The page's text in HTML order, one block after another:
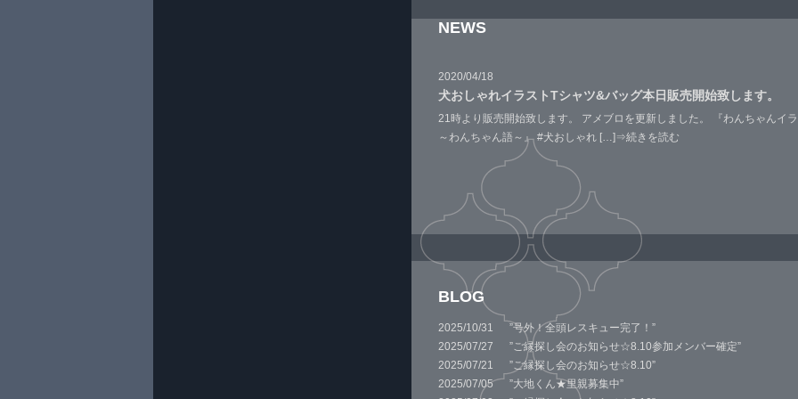
NEWS
2020/04/18
犬おしゃれイラストTシャツ&バッグ本日販売開始致します。
21時より販売開始致します。 アメブロを更新しました。 『わんちゃん
～わんちゃん語～』 #犬おしゃれ […] ⇒続きを読む
BLOG
2025/10/31 ”号外！全頭レスキュー完了！”
2025/07/27 ”ご縁探し会のお知らせ☆8.10参加メンバー確定”
2025/07/21 ”ご縁探し会のお知らせ☆8.10”
2025/07/05 ”大地くん★里親募集中”